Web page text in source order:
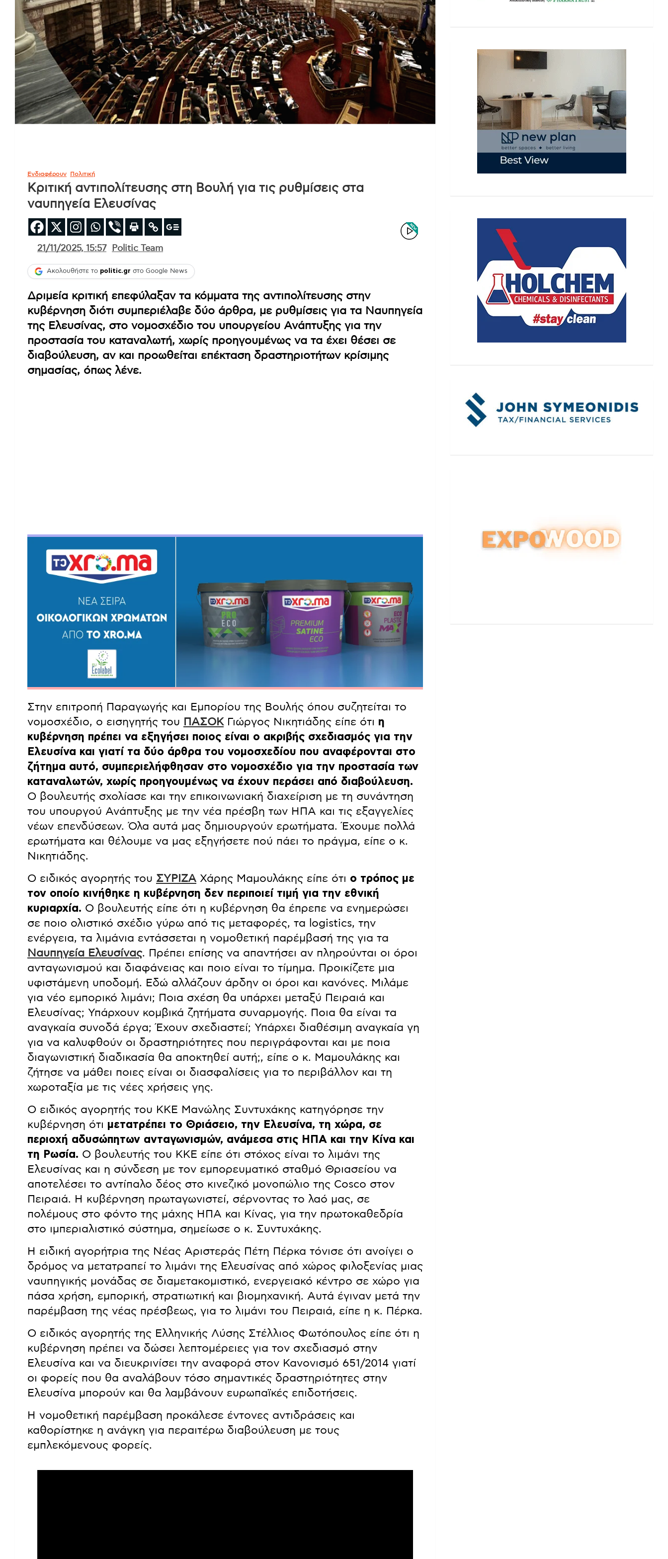
Ενδιαφέρουν Πολιτική
Κριτική αντιπολίτευσης στη Βουλή για τις ρυθμίσεις στα
ναυπηγεία Ελευσίνας
21/11/2025, 15:57 Politic Team
Ακολουθήστε το politic.gr στο Google News
Δριμεία κριτική επεφύλαξαν τα κόμματα της αντιπολίτευσης στην
κυβέρνηση διότι συμπεριέλαβε δύο άρθρα, με ρυθμίσεις για τα Ναυπηγεία
της Ελευσίνας, στο νομοσχέδιο του υπουργείου Ανάπτυξης για την
προστασία του καταναλωτή, χωρίς προηγουμένως να τα έχει θέσει σε
διαβούλευση, αν και προωθείται επέκταση δραστηριοτήτων κρίσιμης
σημασίας, όπως λένε.
Στην επιτροπή Παραγωγής και Εμπορίου της Βουλής όπου συζητείται το
νομοσχέδιο, ο εισηγητής του ΠΑΣΟΚ Γιώργος Νικητιάδης είπε ότι η
κυβέρνηση πρέπει να εξηγήσει ποιος είναι ο ακριβής σχεδιασμός για την
Ελευσίνα και γιατί τα δύο άρθρα του νομοσχεδίου που αναφέρονται στο
ζήτημα αυτό, συμπεριελήφθησαν στο νομοσχέδιο για την προστασία των
καταναλωτών, χωρίς προηγουμένως να έχουν περάσει από διαβούλευση.
Ο βουλευτής σχολίασε και την επικοινωνιακή διαχείριση με τη συνάντηση
του υπουργού Ανάπτυξης με την νέα πρέσβη των ΗΠΑ και τις εξαγγελίες
νέων επενδύσεων. Όλα αυτά μας δημιουργούν ερωτήματα. Έχουμε πολλά
ερωτήματα και θέλουμε να μας εξηγήσετε πού πάει το πράγμα, είπε ο κ.
Νικητιάδης.
Ο ειδικός αγορητής του ΣΥΡΙΖΑ Χάρης Μαμουλάκης είπε ότι ο τρόπος με
τον οποίο κινήθηκε η κυβέρνηση δεν περιποιεί τιμή για την εθνική
κυριαρχία. Ο βουλευτής είπε ότι η κυβέρνηση θα έπρεπε να ενημερώσει
σε ποιο ολιστικό σχέδιο γύρω από τις μεταφορές, τα logistics, την
ενέργεια, τα λιμάνια εντάσσεται η νομοθετική παρέμβασή της για τα
Ναυπηγεία Ελευσίνας. Πρέπει επίσης να απαντήσει αν πληρούνται οι όροι
ανταγωνισμού και διαφάνειας και ποιο είναι το τίμημα. Προικίζετε μια
υφιστάμενη υποδομή. Εδώ αλλάζουν άρδην οι όροι και κανόνες. Μιλάμε
για νέο εμπορικό λιμάνι; Ποια σχέση θα υπάρχει μεταξύ Πειραιά και
Ελευσίνας; Υπάρχουν κομβικά ζητήματα συναρμογής. Ποια θα είναι τα
αναγκαία συνοδά έργα; Έχουν σχεδιαστεί; Υπάρχει διαθέσιμη αναγκαία γη
για να καλυφθούν οι δραστηριότητες που περιγράφονται και με ποια
διαγωνιστική διαδικασία θα αποκτηθεί αυτή;, είπε ο κ. Μαμουλάκης και
ζήτησε να μάθει ποιες είναι οι διασφαλίσεις για το περιβάλλον και τη
χωροταξία με τις νέες χρήσεις γης.
Ο ειδικός αγορητής του ΚΚΕ Μανώλης Συντυχάκης κατηγόρησε την
κυβέρνηση ότι μετατρέπει το Θριάσειο, την Ελευσίνα, τη χώρα, σε
περιοχή αδυσώπητων ανταγωνισμών, ανάμεσα στις ΗΠΑ και την Κίνα και
τη Ρωσία. Ο βουλευτής του ΚΚΕ είπε ότι στόχος είναι το λιμάνι της
Ελευσίνας και η σύνδεση με τον εμπορευματικό σταθμό Θριασείου να
αποτελέσει το αντίπαλο δέος στο κινεζικό μονοπώλιο της Cosco στον
Πειραιά. Η κυβέρνηση πρωταγωνιστεί, σέρνοντας το λαό μας, σε
πολέμους στο φόντο της μάχης ΗΠΑ και Κίνας, για την πρωτοκαθεδρία
στο ιμπεριαλιστικό σύστημα, σημείωσε ο κ. Συντυχάκης.
Η ειδική αγορήτρια της Νέας Αριστεράς Πέτη Πέρκα τόνισε ότι ανοίγει ο
δρόμος να μετατραπεί το λιμάνι της Ελευσίνας από χώρος φιλοξενίας μιας
ναυπηγικής μονάδας σε διαμετακομιστικό, ενεργειακό κέντρο σε χώρο για
πάσα χρήση, εμπορική, στρατιωτική και βιομηχανική. Αυτά έγιναν μετά την
παρέμβαση της νέας πρέσβεως, για το λιμάνι του Πειραιά, είπε η κ. Πέρκα.
Ο ειδικός αγορητής της Ελληνικής Λύσης Στέλλιος Φωτόπουλος είπε ότι η
κυβέρνηση πρέπει να δώσει λεπτομέρειες για τον σχεδιασμό στην
Ελευσίνα και να διευκρινίσει την αναφορά στον Κανονισμό 651/2014 γιατί
οι φορείς που θα αναλάβουν τόσο σημαντικές δραστηριότητες στην
Ελευσίνα μπορούν και θα λαμβάνουν ευρωπαϊκές επιδοτήσεις.
Η νομοθετική παρέμβαση προκάλεσε έντονες αντιδράσεις και
καθορίστηκε η ανάγκη για περαιτέρω διαβούλευση με τους
εμπλεκόμενους φορείς.